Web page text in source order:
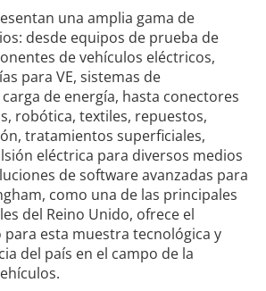
una amplia gama de
desde equipos de prueba de
de vehículos eléctricos,
para VE, sistemas de
de energía, hasta conectores
robótica, textiles, repuestos,
tratamientos superficiales,
eléctrica para diversos medios
de software avanzadas para
como una de las principales
del Reino Unido, ofrece el
esta muestra tecnológica y
del país en el campo de la